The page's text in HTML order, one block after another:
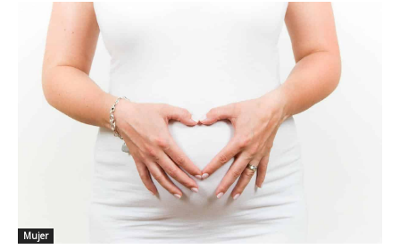
Mujer